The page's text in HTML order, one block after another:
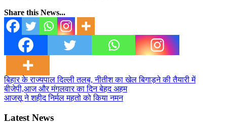
Share this News...
Post
navigation
बिहार के राज्यपाल दिल्ली तलब, नीतीश का खेल बिगाड़ने की तैयारी में
बीजेपी,आज और मंगलवार का दिन बेहद अहम
आजसू ने शहीद निर्मल महतो को किया नमन
Latest News